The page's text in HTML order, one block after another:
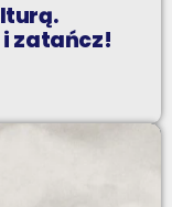
i zatańcz!